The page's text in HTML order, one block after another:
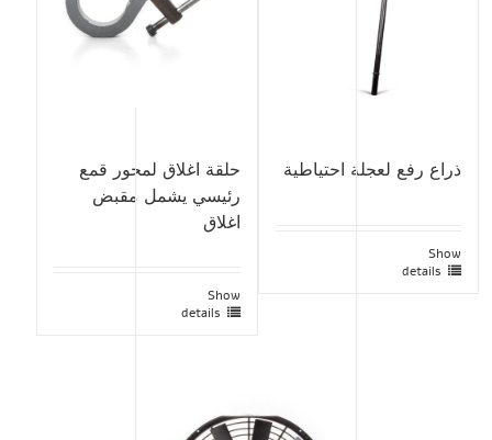
ذراع رفع لعجلة احتياطية
Show
details
حلقة اغلاق لمحور قمع
رئيسي يشمل مقبض
اغلاق
Show
details